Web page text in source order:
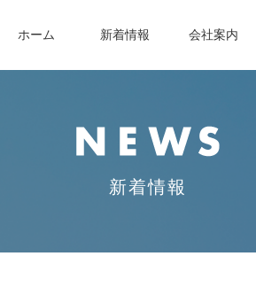
ホーム 新着情報 会社案内
新着情報